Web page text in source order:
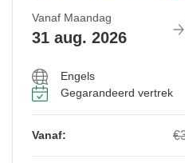
Vanaf Maandag
31 aug. 2026
Engels
Gegarandeerd vertrek
Vanaf: